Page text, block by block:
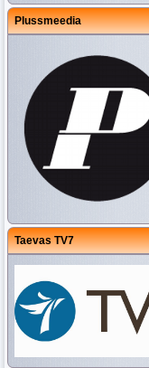
Plussmeedia
Taevas TV7